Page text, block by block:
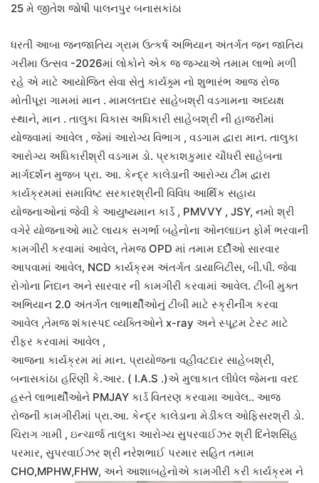
25 મે જીતેશ જોષી પાલનપુર બનાસકાંઠા
ધરતી આબા જનજાતિય ગ્રામ ઉત્કર્ષ અભિયાન અંતર્ગત જન જાતિય
ગરીમા ઉત્સવ -2026માં લોકોને એક જ જગ્યાએ તમામ લાભો મળી
રહે એ માટે આયોજિત સેવા સેતું કાર્યક્ર્મ નો શુભારંભ આજ રોજ
મોતીપૂરા ગામમાં માન . મામલતદાર સાહેબશ્રી વડગામના અધ્યક્ષ
સ્થાને, માન . તાલુકા વિકાસ અધિકારી સાહેબશ્રી ની હાજરીમાં
યોજવામાં આવેલ , જેમાં આરોગ્ય વિભાગ , વડગામ દ્વારા માન. તાલુકા
આરોગ્ય અધિકારીશ્રી વડગામ ડો. પ્રકાશકુમાર ચૌધરી સાહેબના
માર્ગદર્શન મુજબ પ્રા. આ. કેન્દ્ર કાલેડાની આરોગ્ય ટીમ દ્વારા
કાર્યક્રમમાં સમાવિષ્ટ સરકારશ્રીની વિવિધ આર્થિક સહાય
યોજનાઓનાં જેવી કે આયુષ્યમાન કાર્ડ , PMVVY , JSY, નમો શ્રી
વગેરે યોજનાઓ માટે લાયક સગર્ભા બહેનોના ઓનલાઇન ફોર્મ ભરવાની
કામગીરી કરવામાં આવેલ, તેમજ OPD માં તમામ દર્દીઓ સારવાર
આપવામાં આવેલ, NCD કાર્યક્રમ અંતર્ગત ડાયાબિટીસ, બી.પી. જેવા
રોગોના નિદાન અને સારવાર ની કામગીરી કરવામાં આવેલ. ટીબી મુક્ત
અભિયાન 2.0 અંતર્ગત લાભાર્થીઓનું ટીબી માટે સ્ક્રીનીંગ કરવા
આવેલ ,તેમજ શંકાસ્પદ વ્યક્તિઓને x-ray અને સ્પૂટમ ટેસ્ટ માટે
રીફર કરવામાં આવેલ ,
આજના કાર્યક્રમ માં માન. પ્રાયોજના વહીવટદાર સાહેબશ્રી,
બનાસકાંઠા હરિણી કે.આર. ( I.A.S .)એ મુલાકાત લીધેલ જેમના વરદ
હસ્તે લાભાર્થીઓને PMJAY કાર્ડ વિતરણ કરવામા આવેલ.. આજ
રોજની કામગીરીમાં પ્રા.આ. કેન્દ્ર કાલેડાના મેડીકલ ઓફિસરશ્રી ડો.
ચિરાગ ગામી , ઇન્ચાર્જ તાલુકા આરોગ્ય સુપરવાઈઝર શ્રી દિનેશસિંહ
પરમાર, સુપરવાઈઝર શ્રી નરેશભાઈ પરમાર સહિત તમામ
CHO,MPHW,FHW, અને આશાબહેનોએ કામગીરી કરી કાર્યક્રમ ને